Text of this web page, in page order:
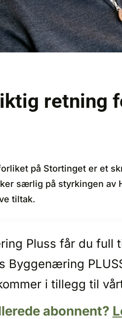
retning
på Stortinget er et
særlig på styrkingen av
tiltak.
Pluss får du full
Byggenæring
i tillegg til
abonnent?